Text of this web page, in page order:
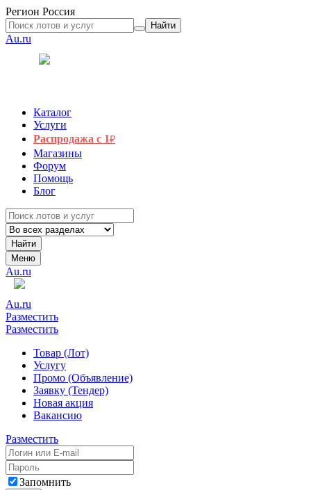
Регион Россия
Найти
Au.ru
Каталог
Услуги
Распродажа с 1₽
Магазины
Форум
Помощь
Блог
Найти
Меню
Au.ru
Au.ru
Разместить
Разместить
Товар (Лот)
Услугу
Промо (Объявление)
Заявку (Тендер)
Новая акция
Вакансию
Разместить
Запомнить